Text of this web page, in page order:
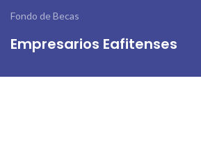
Fondo de Becas
Empresarios Eafitenses